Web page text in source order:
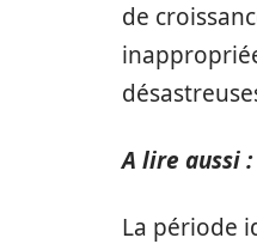
de
A lire aussi :
La période